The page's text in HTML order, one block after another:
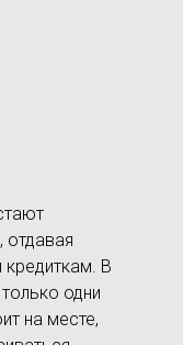
отдавая
кредиткам. В
одни
на месте,